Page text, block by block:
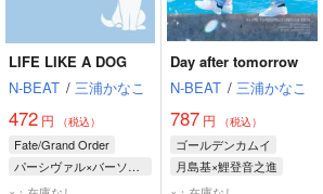
LIFE LIKE A DOG
N-BEAT / 三浦かなこ
472 円 （税込）
Fate/Grand Order
パーシヴァル×バーソロミュー
Day after tomorrow
N-BEAT / 三浦かなこ
787 円 （税込）
ゴールデンカムイ
月島基×鯉登音之進
鯉登音之進